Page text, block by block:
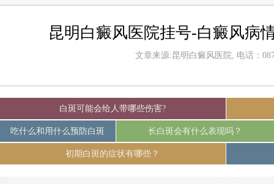
昆明白癜风医院挂号-白癜风病
文章来源:昆明白癜风医院, 电话：
白斑可能会给人带哪些伤害?
吃什么和用什么预防白斑 长白斑会有什么表现吗？
初期白斑的症状有哪些？